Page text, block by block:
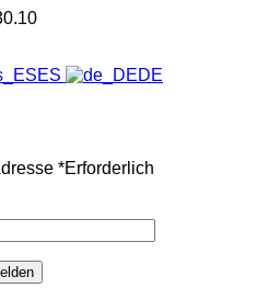
ES DE
*Erforderlich